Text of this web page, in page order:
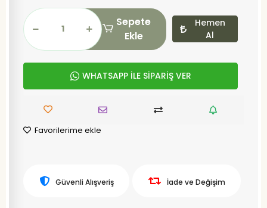
Sepete
Ekle
Hemen
Al
WHATSAPP İLE SİPARİŞ VER
Favorilerime ekle
Güvenli Alışveriş İade ve Değişim